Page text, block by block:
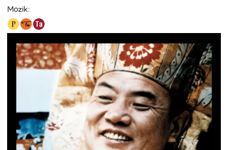
Mozik: